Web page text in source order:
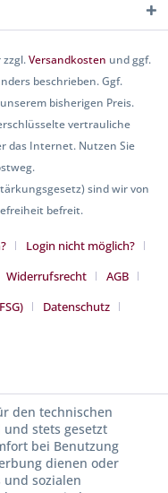
Versandkosten und ggf.
beschrieben. Ggf.
bisherigen Preis.
vertrauliche
das Internet. Nutzen Sie
sind wir von
befreit.
Login nicht möglich?
Widerrufsrecht
AGB
Datenschutz
den technischen
stets gesetzt
bei Benutzung
dienen oder
sozialen